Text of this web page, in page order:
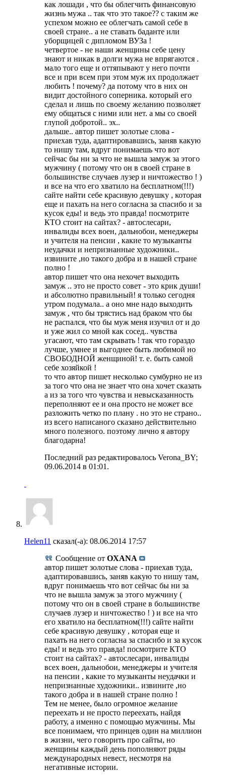
как лошади , что бы облегчить финансовую
жизнь мужа .. так что это такое?? с таким же
успехом можно ее облегчать самой себе в
своей стране.. а не ставать баданте или
уборщицей с дипломом ВУЗа !
четвертое - не наши женщины себе цену
знают и никак в долги мужа не впрягаются .
мало того еще и оттяпывают у него почти
все и при всем при этом муж их продолжает
любить ! почему? да потому что в них он
видит достойного соперника. который его
сделал и лишь по своему желанию позволяет
ему общаться с ними или нет. а мы со своей
глупой добротой.. эх..
дальше.. автор пишет золотые слова -
приехав туда, адаптировавшись, заняв какую
то нишу там, вдруг понимаешь что вот
сейчас бы ни за что не вышла замуж за этого
мужчину ( потому что он в своей стране в
большинстве случаев лузер и ничтожество ! )
и все на что его хватило на бесплатном(!!!)
сайте найти себе красивую девушку , которая
еще и пахать на него согласна за спасибо и за
кусок еды! и ведь это правда! посмотрите
КТО стоит на сайтах? - автослесари,
инвалиды всех воен, дальнобои, менеджеры
и учителя на пенсии , какие то музыканты
неудачки и непризнанные художники..
извините ,но такого добра и в нашей стране
полно !
автор пишет что она нехочет выходить
замуж .. это не просто совет - это крик души!
и абсолютно правильный! я только сегодня
утром подумала.. а оно мне надо выходить
замуж , что бы трястись над браком что бы
не распался, что бы муж меня изучил от и до
и уже жил со мной как сосед.. чувства
угасают, что там скрывать ! так что гораздо
лучше, умнее и выгоднее быть любимой но
СВОБОДНОЙ женщиной! т. е. быть самой
себе хозяйкой !
то что автор пишет несколько сумбурно не из
за того что она не знает что она хочет сказать
а из за того что чувства и невысказанность
переполняют ее и она просто не может все
разложить четко по плану . но это не страно..
из всего написаного сказано действительно
много полезного. поэтому лично я автору
благодарна!
Последний раз редактировалось Verona_BY;
09.06.2014 в 01:01 .
Helen11 сказал(-а): 08.06.2014 17:57
Сообщение от OXANA
автор пишет золотые слова - приехав туда,
адаптировавшись, заняв какую то нишу там,
вдруг понимаешь что вот сейчас бы ни за
что не вышла замуж за этого мужчину (
потому что он в своей стране в большинстве
случаев лузер и ничтожество ! ) и все на что
его хватило на бесплатном(!!!) сайте найти
себе красивую девушку , которая еще и
пахать на него согласна за спасибо и за кусок
еды! и ведь это правда! посмотрите КТО
стоит на сайтах? - автослесари, инвалиды
всех воен, дальнобои, менеджеры и учителя
на пенсии , какие то музыканты неудачки и
непризнанные художники.. извините ,но
такого добра и в нашей стране полно !
Тем не менее, было огромное желание
переехать и не просто переехать, найдя
работу, а именно с помощью мужчины. Мы
все понимаем, что принцев один на миллион
в жизни, чего говорить про сайты, но
женщины каждый день пополняют ряды
международных невест, несмотря на
негативные истории.